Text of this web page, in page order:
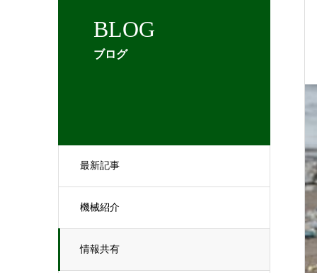
BLOG
ブログ
最新記事
機械紹介
情報共有